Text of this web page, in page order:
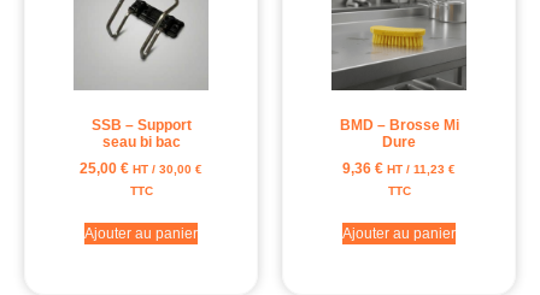
SSB – Support
seau bi bac
25,00 € HT / 30,00 €
TTC
Ajouter au panier
BMD – Brosse Mi
Dure
9,36 € HT / 11,23 €
TTC
Ajouter au panier